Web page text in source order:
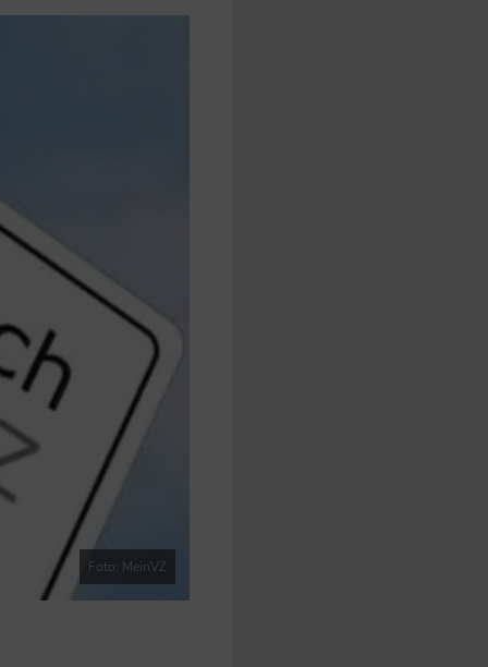
Foto: MeinVZ